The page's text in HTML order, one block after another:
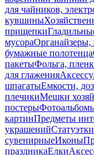
для чайников,
кувшины
прищепки
мусора
бумажные полотенца
пакетыФольга,
для глажения
шпагатыЕмкости,
плечикиМешки
постеры
картинПредметы
украшенийСтатуэтки
сувенирныеИконы
праздникаЕлки